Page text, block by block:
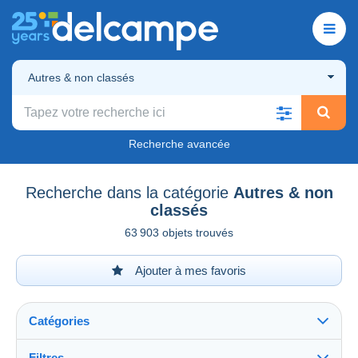
Autres & non classés
Recherche avancée
Recherche dans la catégorie Autres & non
classés
63 903 objets trouvés
Ajouter à mes favoris
Catégories